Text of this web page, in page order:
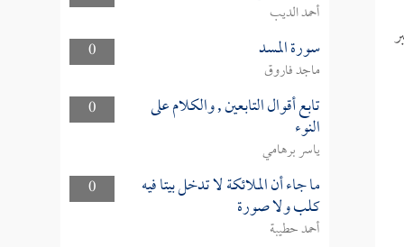
أحمد الديب
0
سورة المسد
ماجد فاروق
0
تابع أقوال التابعين , والكلام على
النوء
ياسر برهامي
0
ما جاء أن الملائكة لا تدخل بيتا فيه
كلب ولا صورة
أحمد حطيبة